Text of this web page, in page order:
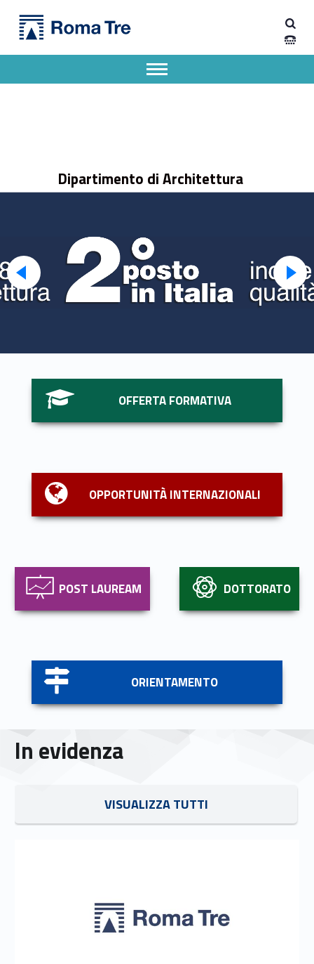
Dipartimento di Architettura
Apri il menu secondario
Header info sidebar
Link identifier #identifier__45919-1
OFFERTA FORMATIVA
Link identifier #identifier__165077-2
OPPORTUNITÀ INTERNAZIONALI
Link identifier #identifier__165963-3
POST LAUREAM
Link identifier #identifier__5715-4
DOTTORATO
Link identifier #identifier__27582-5
ORIENTAMENTO
In evidenza
VISUALIZZA TUTTI